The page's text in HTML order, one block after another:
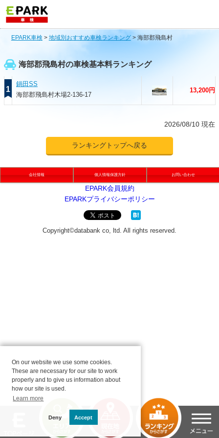
EPARK車検 > 地域別おすすめ車検ランキング> 海部郡飛島村
海部郡飛島村の車検基本料ランキング
1
鍋田SS
海部郡飛島村木場2-136-17
13,200円
2026/08/10 現在
ランキングトップへ戻る
会社情報 個人情報保護方針 お問い合わせ
On our website we use some cookies.
These are necessary for our site to work
properly and to give us information about
how our site is used.
Learn more
Deny Accept